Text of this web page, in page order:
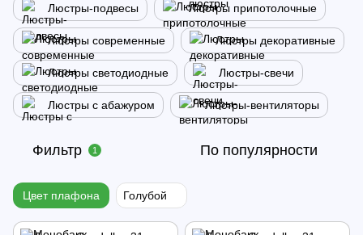
Люстры-подвесы Люстры припотолочные
Люстры современные Люстры декоративные
Люстры светодиодные Люстры-свечи
Люстры с абажуром Люстры-вентиляторы
Фильтр 1 По популярности
Цвет плафона Голубой